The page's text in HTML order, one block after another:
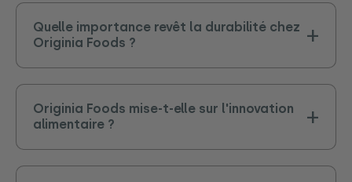
Quelle importance revêt la durabilité chez
Originia Foods ?
Originia Foods mise-t-elle sur l'innovation
alimentaire ?